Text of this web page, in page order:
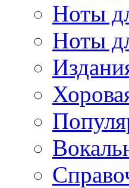
Ноты
Ноты